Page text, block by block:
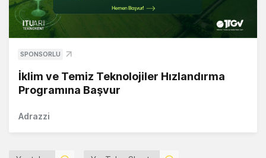
SPONSORLU
İklim ve Temiz Teknolojiler Hızlandırma
Programına Başvur
Adrazzi